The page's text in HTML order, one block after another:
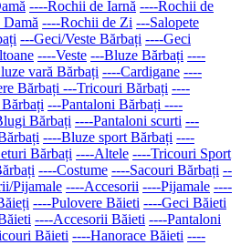
----Rochii de Iarnă ----Rochii de
----Rochii de Zi ---Salopete
---Geci/Veste Bărbați ----Geci
----Veste ---Bluze Bărbați ----
vară Bărbați ----Cardigane ----
Bărbați ---Tricouri Bărbați ----
---Pantaloni Bărbați ----
Bărbați ----Pantaloni scurti ---
----Bluze sport Bărbați ----
Bărbați ----Altele ----Tricouri Sport
----Costume ----Sacouri Bărbați --
Pijamale ----Accesorii ----Pijamale ----
----Pulovere Băieti ----Geci Băieti
----Accesorii Băieti ----Pantaloni
Băieti ----Hanorace Băieti ----